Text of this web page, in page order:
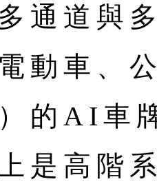
通道與
動車、
的AI車
是高階